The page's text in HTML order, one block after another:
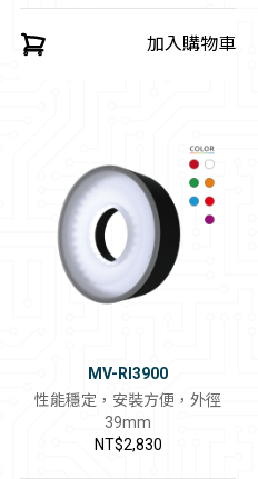
加入購物車
MV-RI3900
性能穩定，安裝方便，外徑
39mm
NT$2,830